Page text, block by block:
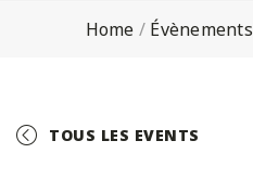
Home / Évènements
TOUS LES EVENTS